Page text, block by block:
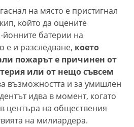
на място е пристигнал
който да оцените
йонните батерии на
е и разследване, което
пожарът е причинен от
или от нещо съвсем
възможността и за умишлен
идва в момент, когато
центъра на обществения
на милиардера.